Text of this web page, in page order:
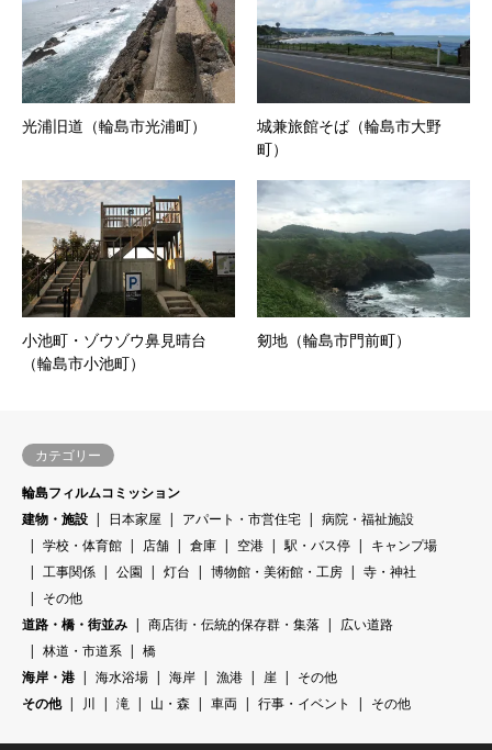
光浦旧道（輪島市光浦町）
城兼旅館そば（輪島市大野
町）
小池町・ゾウゾウ鼻見晴台
（輪島市小池町）
剱地（輪島市門前町）
カテゴリー
輪島フィルムコミッション
建物・施設
日本家屋 アパート・市営住宅
病院・福祉施設
学校・体育館
店舗 倉庫 空港 駅・バス停
キャンプ場
工事関係
公園 灯台 博物館・美術館・工房
寺・神社
その他
道路・橋・街並み
商店街・伝統的保存群・集落
広い道路
林道・市道系
橋
海岸・港
海水浴場 海岸 漁港 崖
その他
その他
川 滝 山・森 車両 行事・イベント その他